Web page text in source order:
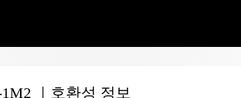
1M2 ｜호환성 정보